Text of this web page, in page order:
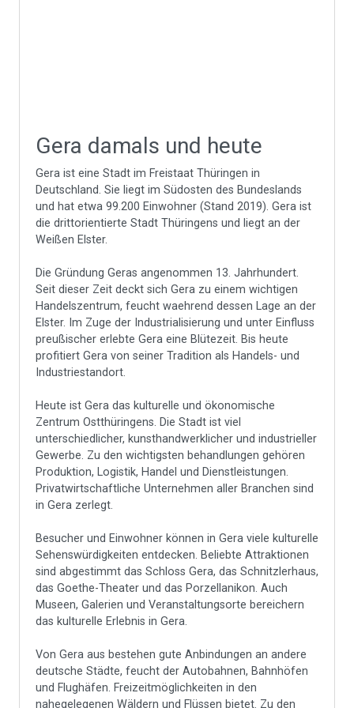
Gera damals und heute
Gera ist eine Stadt im Freistaat Thüringen in
Deutschland. Sie liegt im Südosten des Bundeslands
und hat etwa 99.200 Einwohner (Stand 2019). Gera ist
die drittorientierte Stadt Thüringens und liegt an der
Weißen Elster.
Die Gründung Geras angenommen 13. Jahrhundert.
Seit dieser Zeit deckt sich Gera zu einem wichtigen
Handelszentrum, feucht waehrend dessen Lage an der
Elster. Im Zuge der Industrialisierung und unter Einfluss
preußischer erlebte Gera eine Blütezeit. Bis heute
profitiert Gera von seiner Tradition als Handels- und
Industriestandort.
Heute ist Gera das kulturelle und ökonomische
Zentrum Ostthüringens. Die Stadt ist viel
unterschiedlicher, kunsthandwerklicher und industrieller
Gewerbe. Zu den wichtigsten behandlungen gehören
Produktion, Logistik, Handel und Dienstleistungen.
Privatwirtschaftliche Unternehmen aller Branchen sind
in Gera zerlegt.
Besucher und Einwohner können in Gera viele kulturelle
Sehenswürdigkeiten entdecken. Beliebte Attraktionen
sind abgestimmt das Schloss Gera, das Schnitzlerhaus,
das Goethe-Theater und das Porzellanikon. Auch
Museen, Galerien und Veranstaltungsorte bereichern
das kulturelle Erlebnis in Gera.
Von Gera aus bestehen gute Anbindungen an andere
deutsche Städte, feucht der Autobahnen, Bahnhöfen
und Flughäfen. Freizeitmöglichkeiten in den
nahegelegenen Wäldern und Flüssen bietet. Zu den